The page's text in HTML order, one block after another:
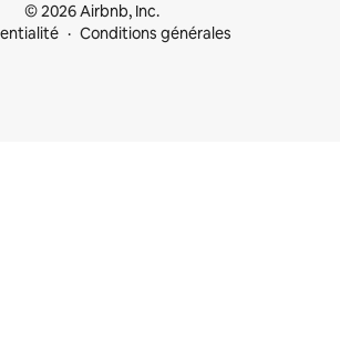
© 2026 Airbnb, Inc.
Conditions générales